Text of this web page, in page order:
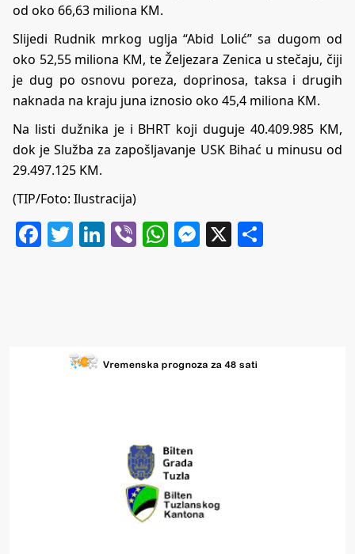
od oko 66,63 miliona KM.
Slijedi Rudnik mrkog uglja “Abid Lolić” sa dugom od
oko 52,55 miliona KM, te Željezara Zenica u stečaju, čiji
je dug po osnovu poreza, doprinosa, taksa i drugih
naknada na kraju juna iznosio oko 45,4 miliona KM.
Na listi dužnika je i BHRT koji duguje 40.409.985 KM,
dok je Služba za zapošljavanje USK Bihać u minusu od
29.497.125 KM.
(TIP/Foto: Ilustracija)
Facebook
Twitter
LinkedIn
ViberWhatsApp
Messenger
X